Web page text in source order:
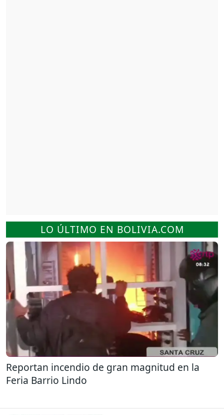
LO ÚLTIMO EN BOLIVIA.COM
Reportan incendio de gran magnitud en la
Feria Barrio Lindo